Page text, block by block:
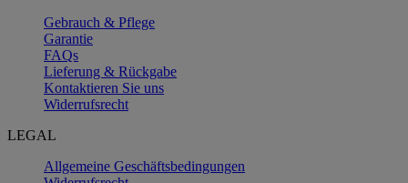
Gebrauch & Pflege
Garantie
FAQs
Lieferung & Rückgabe
Kontaktieren Sie uns
Widerrufsrecht
LEGAL
Allgemeine Geschäftsbedingungen